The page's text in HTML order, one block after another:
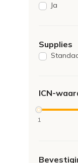
Ja
Supplies
ICN-
1